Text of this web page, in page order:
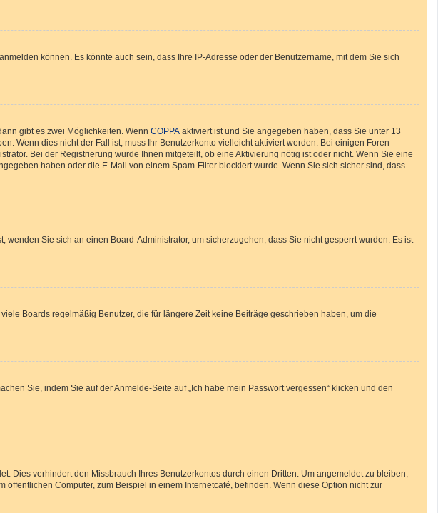
können. Es könnte auch sein, dass Ihre IP-Adresse oder der Benutzername, mit dem Sie sich
gibt es zwei Möglichkeiten. Wenn COPPA aktiviert ist und Sie angegeben haben, dass Sie unter 13
Wenn dies nicht der Fall ist, muss Ihr Benutzerkonto vielleicht aktiviert werden. Bei einigen Foren
Bei der Registrierung wurde Ihnen mitgeteilt, ob eine Aktivierung nötig ist oder nicht. Wenn Sie eine
haben oder die E-Mail von einem Spam-Filter blockiert wurde. Wenn Sie sich sicher sind, dass
Sie sich an einen Board-Administrator, um sicherzugehen, dass Sie nicht gesperrt wurden. Es ist
Boards regelmäßig Benutzer, die für längere Zeit keine Beiträge geschrieben haben, um die
Sie, indem Sie auf der Anmelde-Seite auf „Ich habe mein Passwort vergessen“ klicken und den
Dies verhindert den Missbrauch Ihres Benutzerkontos durch einen Dritten. Um angemeldet zu bleiben,
Computer, zum Beispiel in einem Internetcafé, befinden. Wenn diese Option nicht zur